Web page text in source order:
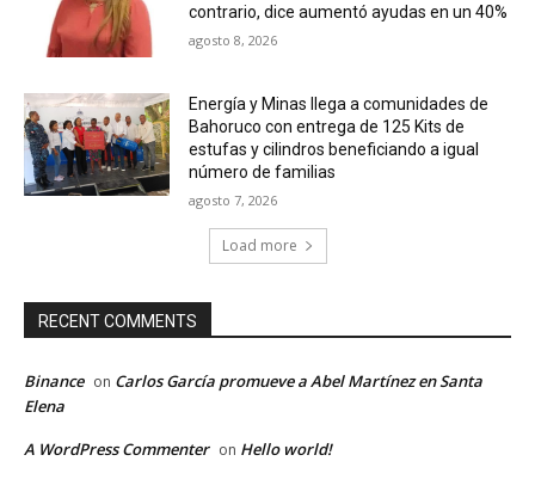
contrario, dice aumentó ayudas en un 40%
agosto 8, 2026
Energía y Minas llega a comunidades de
Bahoruco con entrega de 125 Kits de
estufas y cilindros beneficiando a igual
número de familias
agosto 7, 2026
Load more
RECENT COMMENTS
Binance on Carlos García promueve a Abel Martínez en Santa
Elena
A WordPress Commenter on Hello world!